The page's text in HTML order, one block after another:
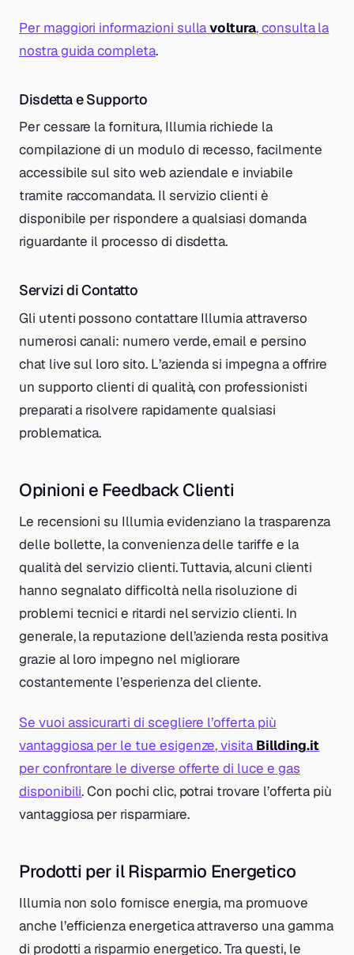
Per maggiori informazioni sullavoltura, consulta la
nostra guida completa.
Disdetta e Supporto
Per cessare la fornitura, Illumia richiede la
compilazione di un modulo di recesso, facilmente
accessibile sul sito web aziendale e inviabile
tramite raccomandata. Il servizio clienti è
disponibile per rispondere a qualsiasi domanda
riguardante il processo di disdetta.
Servizi di Contatto
Gli utenti possono contattare Illumia attraverso
numerosi canali: numero verde, email e persino
chat live sul loro sito. L’azienda si impegna a offrire
un supporto clienti di qualità, con professionisti
preparati a risolvere rapidamente qualsiasi
problematica.
Opinioni e Feedback Clienti
Le recensioni su Illumia evidenziano la trasparenza
delle bollette, la convenienza delle tariffe e la
qualità del servizio clienti. Tuttavia, alcuni clienti
hanno segnalato difficoltà nella risoluzione di
problemi tecnici e ritardi nel servizio clienti. In
generale, la reputazione dell’azienda resta positiva
grazie al loro impegno nel migliorare
costantemente l’esperienza del cliente.
Se vuoi assicurarti di scegliere l’offerta più
vantaggiosa per le tue esigenze, visita Billding.it
per confrontare le diverse offerte di luce e gas
disponibili. Con pochi clic, potrai trovare l’offerta più
vantaggiosa per risparmiare.
Prodotti per il Risparmio Energetico
Illumia non solo fornisce energia, ma promuove
anche l’efficienza energetica attraverso una gamma
di prodotti a risparmio energetico. Tra questi, le